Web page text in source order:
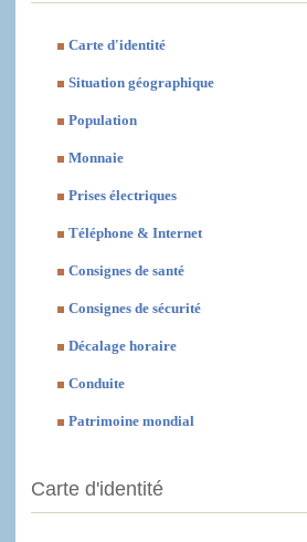
Carte d'identité
Situation géographique
Population
Monnaie
Prises électriques
Téléphone & Internet
Consignes de santé
Consignes de sécurité
Décalage horaire
Conduite
Patrimoine mondial
Carte d'identité